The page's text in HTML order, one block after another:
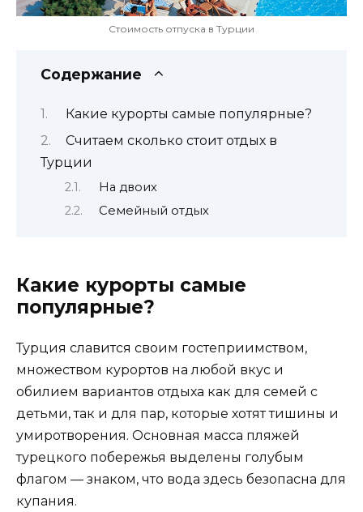
Стоимость отпуска в Турции
Содержание
Какие курорты самые популярные?
Считаем сколько стоит отдых в
Турции
На двоих
Семейный отдых
Какие курорты самые
популярные?
Турция славится своим гостеприимством,
множеством курортов на любой вкус и
обилием вариантов отдыха как для семей с
детьми, так и для пар, которые хотят тишины и
умиротворения. Основная масса пляжей
турецкого побережья выделены голубым
флагом — знаком, что вода здесь безопасна для
купания.